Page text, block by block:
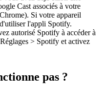
Cast associés à votre
Si votre appareil
l'appli Spotify.
autorisé Spotify à accéder à
> Spotify et activez
pas ?